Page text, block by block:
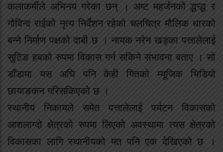
कलाकर्मीले अभिनय गरेका छन् । अष्ट महर्जनको द्धन्द्ध र
गोविन्द राईको नृत्य निर्देशन रहेको चलचित्र मौलिक धारको
बन्ने निर्माण पक्षको दाबी छ । नायक नरेन खड्का पत्तालेलाई
सुटिङ हबको रुपमा विकास गर्न सकिने संभावना बताए । सो
डाँडामा यस अघि पनि केही गितको म्यूजिक भिडियो
छायाङकन गरिसकिएको छ ।
स्थानीय निकायले समेत पत्तालेलाई पर्यटन विकासको
आशलाग्दो क्षेत्रको रुपमा लिएको अवस्थामा त्यस क्षेत्रको
विकासका लागि स्थानीयको मत पनि एक देखिएको छ ।